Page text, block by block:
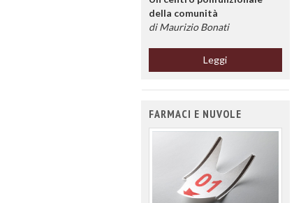
della comunità
di Maurizio Bonati
Leggi
FARMACI E NUVOLE